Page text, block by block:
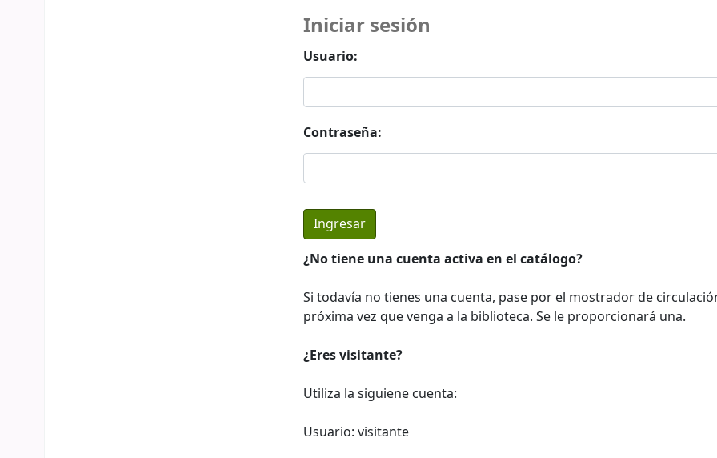
Iniciar sesión
Usuario:
Contraseña:
¿No tiene una cuenta activa en el catálogo?
Si todavía no tienes una cuenta, pase por el mostrador de
próxima vez que venga a la biblioteca. Se le proporcionará una.
¿Eres visitante?
Utiliza la siguiene cuenta:
Usuario: visitante